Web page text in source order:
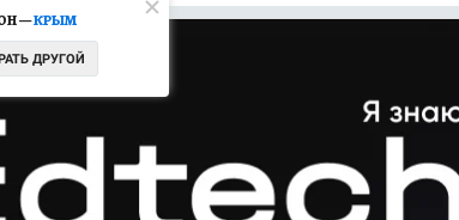
МИР СЕМЬЯ ЖЕНСКИЕ СЕКРЕТЫ
СЕРИАЛЫ
РАБОТА У НАС ГИД ПОТРЕБИТЕЛЯ
—КРЫМ
ДРУГОЙ